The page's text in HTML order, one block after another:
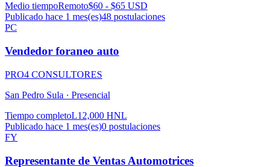
Medio tiempoRemoto$60 - $65 USD
Publicado hace 1 mes(es)48 postulaciones
PC
Vendedor foraneo auto
PRO4 CONSULTORES
San Pedro Sula · Presencial
Tiempo completoL12,000 HNL
Publicado hace 1 mes(es)0 postulaciones
FY
Representante de Ventas Automotrices